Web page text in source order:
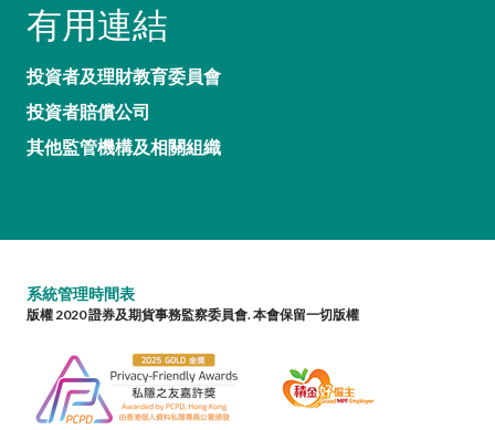
有用連結
投資者及理財教育委員會
投資者賠償公司
其他監管機構及相關組織
系統管理時間表
版權 2020 證券及期貨事務監察委員會. 本會保留一切版權